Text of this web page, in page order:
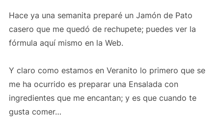
Hace ya una semanita preparé un Jamón de Pato
casero que me quedó de rechupete; puedes ver la
fórmula aquí mismo en la Web.
Y claro como estamos en Veranito lo primero que se
me ha ocurrido es preparar una Ensalada con
ingredientes que me encantan; y es que cuando te
gusta comer…